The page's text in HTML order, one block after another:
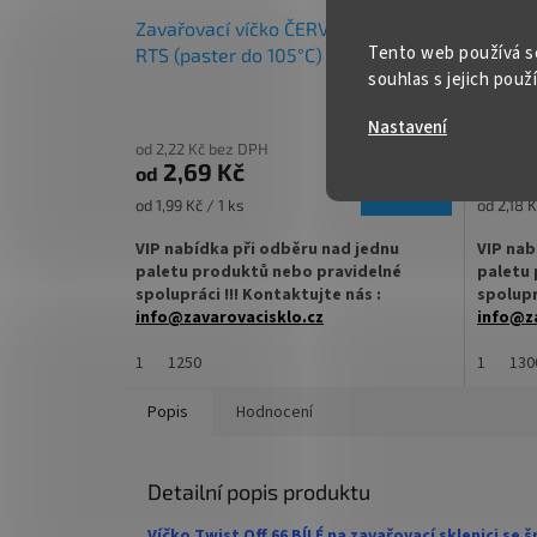
Tento web používá
souhlas s jejich
Nastavení
✅Paletu za výhodnější cenu
✅
Zavařovací víčko ČERVENÉ TO 66
RTS (paster do 105°C)
od 2,22 Kč bez DPH
od 2,69 Kč
Měrná
od 1,99 Kč / 1 ks
VIP nabídka při odběru nad jednu
paletu produktů nebo pravidelné
spolupráci !!! Kontaktujte nás :
info@zavarovacisklo.cz
✅
Víčko na sklenici s uzávěrem typu Twist
✅ Různé varianty víček TO 66 objednejte
ZDE
1 1250
Měrná
od 2,18
VIP
paletu
✅
1
Popis Hodnocení
Detailní popis produktu